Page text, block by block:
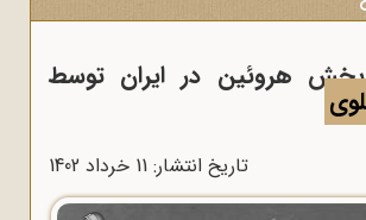
هروئین در ایران توسط
تاریخ انتشار: 11 خرداد 1402